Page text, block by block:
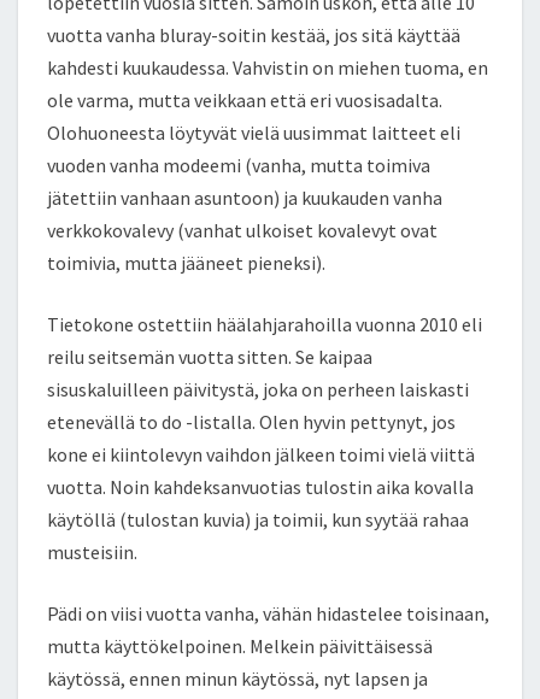
vuotta vanha bluray-soitin kestää, jos sitä käyttää
kahdesti kuukaudessa. Vahvistin on miehen tuoma, en
ole varma, mutta veikkaan että eri vuosisadalta.
Olohuoneesta löytyvät vielä uusimmat laitteet eli
vuoden vanha modeemi (vanha, mutta toimiva
jätettiin vanhaan asuntoon) ja kuukauden vanha
verkkokovalevy (vanhat ulkoiset kovalevyt ovat
toimivia, mutta jääneet pieneksi).
Tietokone ostettiin häälahjarahoilla vuonna 2010 eli
reilu seitsemän vuotta sitten. Se kaipaa
sisuskaluilleen päivitystä, joka on perheen laiskasti
etenevällä to do -listalla. Olen hyvin pettynyt, jos
kone ei kiintolevyn vaihdon jälkeen toimi vielä viittä
vuotta. Noin kahdeksanvuotias tulostin aika kovalla
käytöllä (tulostan kuvia) ja toimii, kun syytää rahaa
musteisiin.
Pädi on viisi vuotta vanha, vähän hidastelee toisinaan,
mutta käyttökelpoinen. Melkein päivittäisessä
käytössä, ennen minun käytössä, nyt lapsen ja